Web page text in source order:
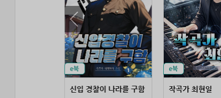
신입 경찰이 나라를 구함 작곡가 최현일